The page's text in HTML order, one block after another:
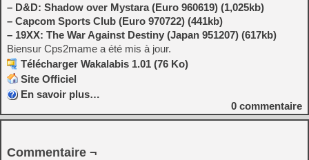
– D&D: Shadow over Mystara (Euro 960619) (1,025kb)
– Capcom Sports Club (Euro 970722) (441kb)
– 19XX: The War Against Destiny (Japan 951207) (617kb)
Biensur Cps2mame a été mis à jour.
Télécharger Wakalabis 1.01 (76 Ko)
Site Officiel
En savoir plus…
0 commentaire
Commentaire ¬